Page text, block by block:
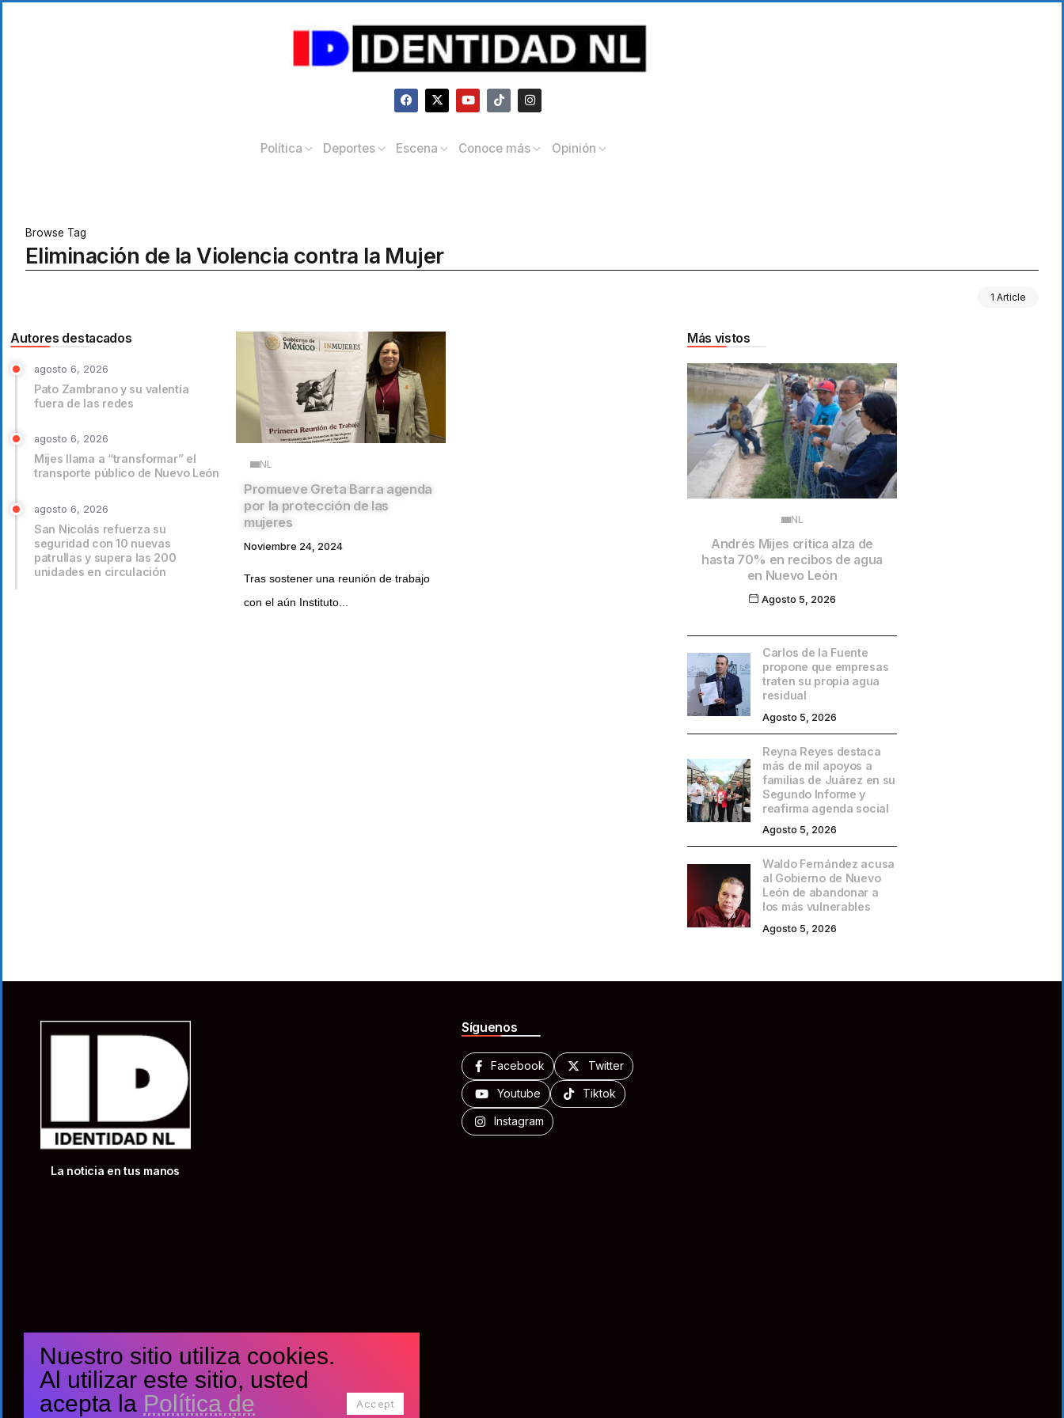
Política Deportes Escena Conoce más Opinión
Browse Tag
Eliminación de la Violencia contra la Mujer
1 Article
Autores destacados
agosto 6, 2026
Pato Zambrano y su valentía
fuera de las redes
agosto 6, 2026
Mijes llama a “transformar” el
transporte público de Nuevo León
agosto 6, 2026
San Nicolás refuerza su
seguridad con 10 nuevas
patrullas y supera las 200
unidades en circulación
NL
Promueve Greta Barra agenda
por la protección de las
mujeres
Noviembre 24, 2024
Tras sostener una reunión de trabajo
con el aún Instituto...
Más vistos
NL
Andrés Mijes critica alza de
hasta 70% en recibos de agua
en Nuevo León
Agosto 5, 2026
Carlos de la Fuente
propone que empresas
traten su propia agua
residual
Agosto 5, 2026
Reyna Reyes destaca
más de mil apoyos a
familias de Juárez en su
Segundo Informe y
reafirma agenda social
Agosto 5, 2026
Waldo Fernández acusa
al Gobierno de Nuevo
León de abandonar a
los más vulnerables
Agosto 5, 2026
La noticia en tus manos
Síguenos
Facebook Twitter
Youtube Tiktok
Instagram
Nuestro sitio utiliza cookies.
Al utilizar este sitio, usted
acepta la Política de
Accept